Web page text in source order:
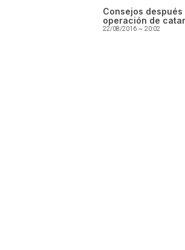
Consejos después
operación de
22/08/2016 20:02